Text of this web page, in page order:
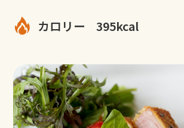
カロリー 395kcal